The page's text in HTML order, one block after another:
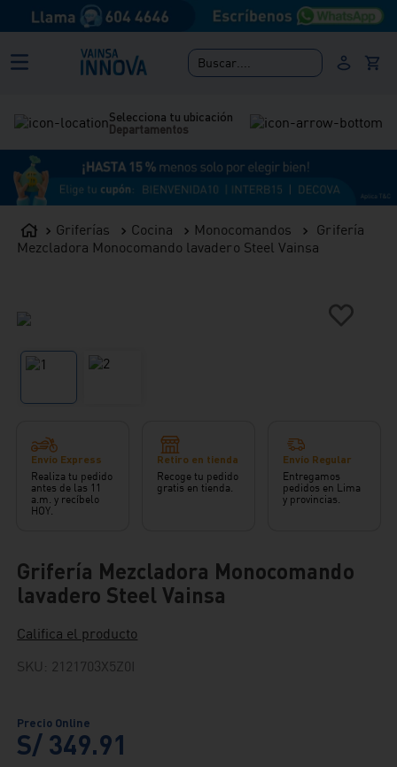
Buscar....
Selecciona tu ubicación
Departamentos
Griferías Cocina Monocomandos
Grifería
Mezcladora Monocomando lavadero Steel Vainsa
Envío Express
Realiza tu pedido
antes de las 11
a.m. y recíbelo
HOY.
Retiro en tienda
Recoge tu pedido
gratis en tienda.
Envío Regular
Entregamos
pedidos en Lima
y provincias.
Grifería Mezcladora Monocomando
lavadero Steel Vainsa
Califica el producto
SKU : 2121703X5Z0I
S/ 349.91